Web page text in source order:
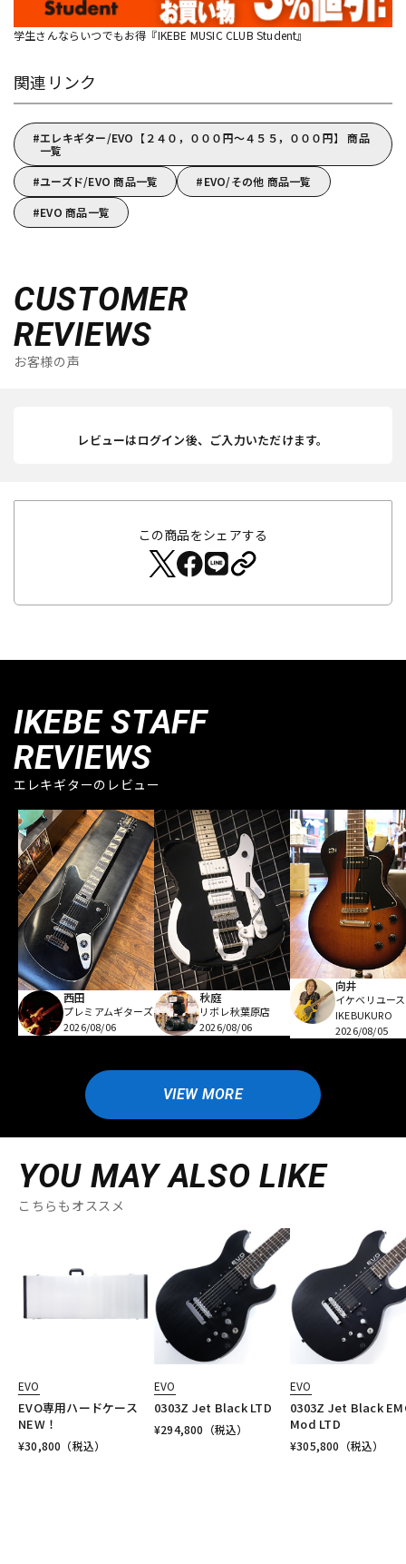
学生さんならいつでもお得『IKEBE MUSIC CLUB Student』
関連リンク
エレキギター/EVO【２４０，０００円～４５５，０００円】 商品
一覧
ユーズド/EVO 商品一覧
EVO/その他 商品一覧
EVO 商品一覧
CUSTOMER
REVIEWS
お客様の声
レビューはログイン後、ご入力いただけます。
この商品をシェアする
IKEBE STAFF
REVIEWS
エレキギターのレビュー
西田
プレミアムギターズ
2026/08/06
秋庭
リボレ秋葉原店
2026/08/06
向井
イケベリユース
IKEBUKURO
2026/08/05
VIEW MORE
YOU MAY ALSO LIKE
こちらもオススメ
EVO
EVO専用ハードケース
NEW！
¥30,800 （税込）
EVO
0303Z Jet Black LTD
¥294,800 （税込）
EVO
0303Z Jet Black
Mod LTD
¥305,800 （税込）